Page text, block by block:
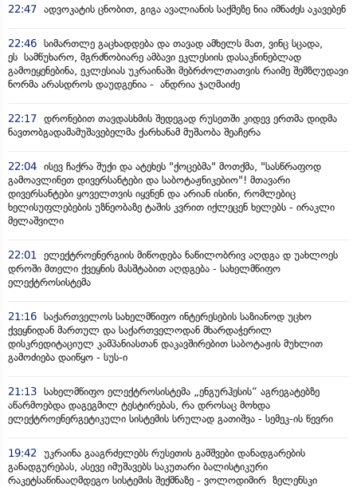
22:47 ადვოკატის ცნობით, გიგა ავალიანის საქმეზე ნია იმნაძეს აკავებენ
22:46 სიმართლე გაცხადდება და თავად ამხელს მათ, ვინც სცადა,
ეს სამწუხარო, მგრძნობიარე ამბავი ეკლესიის დასაკნინებლად
გამოეყენებინა, ეკლესიას უკრაინაში მებრძოლთათვის რაიმე შემზღუდავი
ნორმა არასდროს დაუდგენია - ანდრია ჯაღმაიძე
22:17 დრონებით თავდასხმის შედეგად რუსეთში კიდევ ერთმა დიდმა
ნავთობგადამამუშავებელმა ქარხანამ მუშაობა შეაჩერა
22:04 ისევ ჩაქრა შუქი და ატეხეს "ქოცებმა" მოთქმა, "სასწრაფოდ
გამოავლინეთ დივერსანტები და საბოტაჟნიკებიო"! მთავარი
დივერსანტები ყოველთვის იყვნენ და არიან ისინი, რომლებიც
ხელისუფლებების უზნეობაზე ტაშის კვრით იქლეცენ ხელებს - ირაკლი
მელაშვილი
22:01
ელექტროენერგიის მიწოდება ნაწილობრივ აღდგა დ უახლოეს
დროში მთელი ქვეყნის მასშტაბით აღდგება - სახელმწიფო
ელექტროსისტემა
21:16 საქართველოს სახელმწიფო ინტერესების საზიანოდ უცხო
ქვეყნიდან მართულ და საქართველოდან მხარდაჭერილ
დისკრედიტაციულ კამპანიასთან დაკავშირებით საბოტაჟის მუხლით
გამოძიება დაიწყო - სუს-ი
21:13 სახელმწიფო ელექტროსისტემა „ენგურჰესის“ აგრეგატებზე
აწარმოებდა დაგეგმილ ტესტირებას, რა დროსაც მოხდა
ელექტროენერგეტიკული სისტემის სრულად გათიშვა - სემეკ-ის წევრი
19:42
უკრაინა გააგრძელებს რუსეთის გამშვები დანადგარების
განადგურებას, ასევე იმუშავებს საკუთარი ბალისტიკური
რაკეტსაწინააღმდეგო სისტემის შექმნაზე - ვოლოდიმირ ზელენსკი